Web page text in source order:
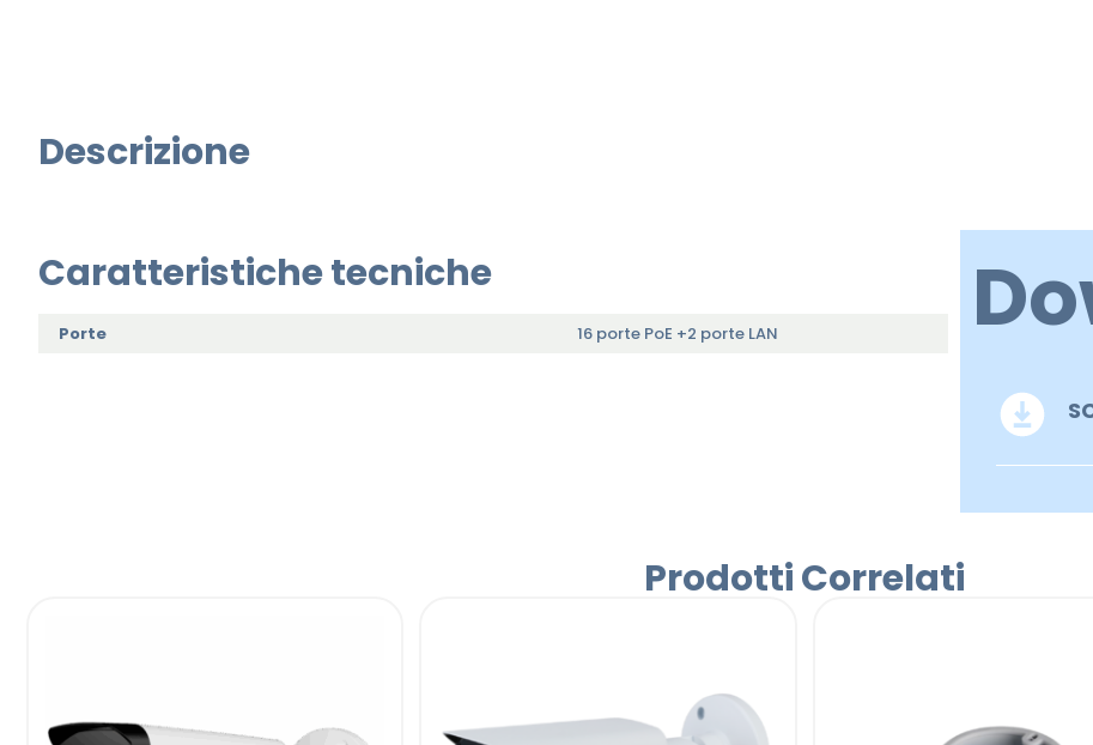
Descrizione
Caratteristiche tecniche
Porte 16 porte PoE +2 porte LAN
Prodotti Correlati